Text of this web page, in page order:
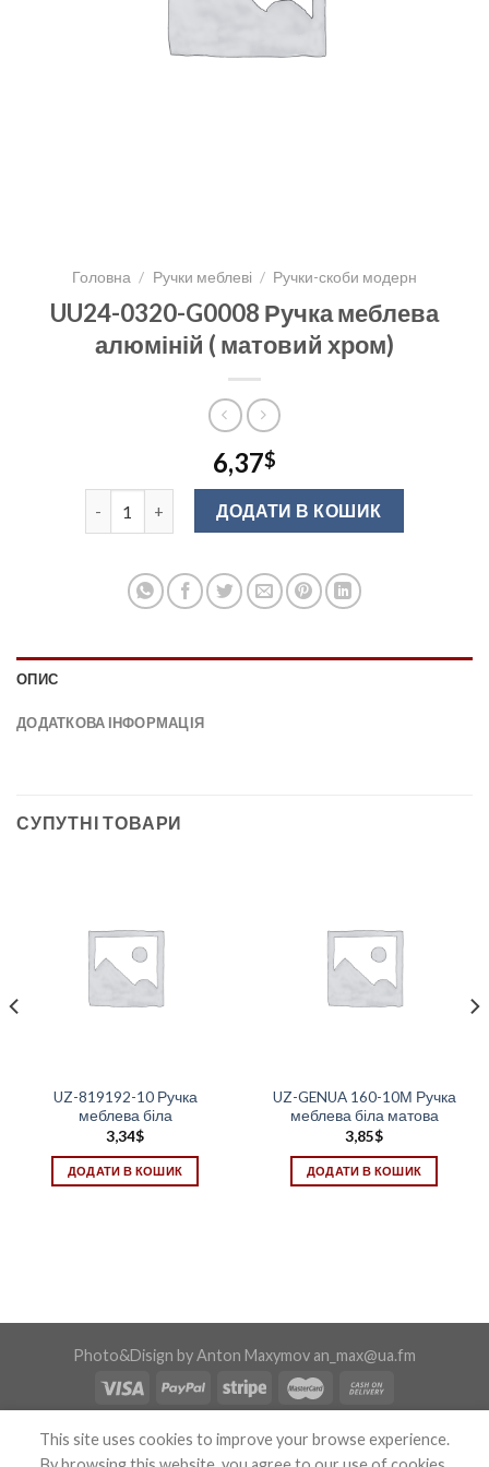
Головна / Ручки меблеві / Ручки-скоби модерн
UU24-0320-G0008 Ручка меблева
алюміній ( матовий хром)
6,37$
UU24-0320-G0008 Ручка меблева алюміній (
ДОДАТИ В КОШИК
ОПИС
ДОДАТКОВА ІНФОРМАЦІЯ
СУПУТНІ ТОВАРИ
UZ-819192-10 Ручка
меблева біла
3,34$
ДОДАТИ В КОШИК
UZ-GENUA 160-10М Ручка
меблева біла матова
3,85$
ДОДАТИ В КОШИК
Photo&Disign by Anton Maxymov an_max@ua.fm
This site uses cookies to improve your browse experience.